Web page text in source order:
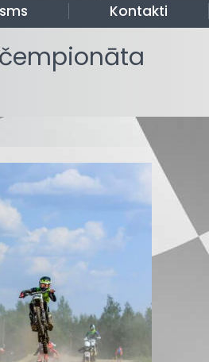
Kontakti